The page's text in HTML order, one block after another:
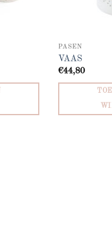
PASEN
VAAS
€44,80